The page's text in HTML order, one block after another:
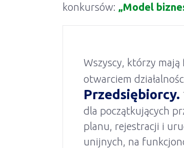
konkursów: „Model
Wszyscy, którzy
otwarciem
Przedsiębiorcy.
dla początkujących
planu, rejestracji i
unijnych, na